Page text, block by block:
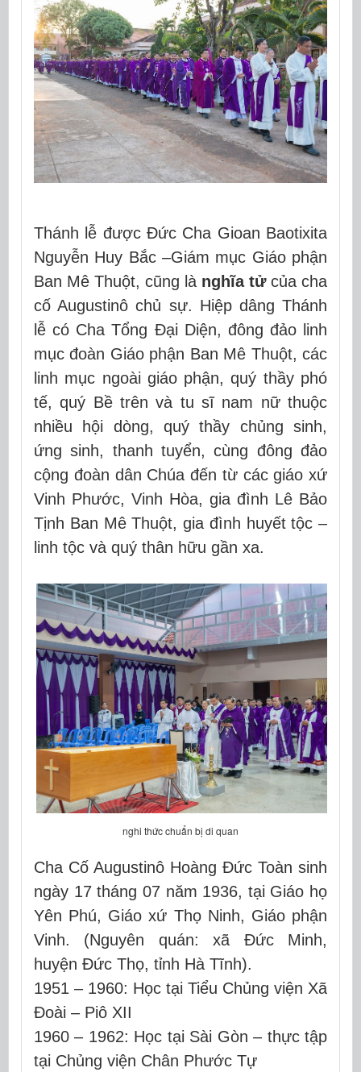
Thánh lễ được Đức Cha Gioan Baotixita
Nguyễn Huy Bắc –Giám mục Giáo phận
Ban Mê Thuột, cũng là nghĩa tửcủa cha
cố Augustinô chủ sự. Hiệp dâng Thánh
lễ có Cha Tổng Đại Diện, đông đảo linh
mục đoàn Giáo phận Ban Mê Thuột, các
linh mục ngoài giáo phận, quý thầy phó
tế, quý Bề trên và tu sĩ nam nữ thuộc
nhiều hội dòng, quý thầy chủng sinh,
ứng sinh, thanh tuyển, cùng đông đảo
cộng đoàn dân Chúa đến từ các giáo xứ
Vinh Phước, Vinh Hòa, gia đình Lê Bảo
Tịnh Ban Mê Thuột, gia đình huyết tộc –
linh tộc và quý thân hữu gần xa.
nghi thức chuẩn bị di quan
Cha Cố Augustinô Hoàng Đức Toàn sinh
ngày 17 tháng 07 năm 1936, tại Giáo họ
Yên Phú, Giáo xứ Thọ Ninh, Giáo phận
Vinh. (Nguyên quán: xã Đức Minh,
huyện Đức Thọ, tỉnh Hà Tĩnh).
1951 – 1960: Học tại Tiểu Chủng viện Xã
Đoài – Piô XII
1960 – 1962: Học tại Sài Gòn – thực tập
tại Chủng viện Chân Phước Tự